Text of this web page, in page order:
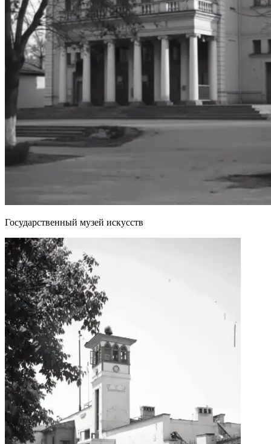
Государственный музей искусств